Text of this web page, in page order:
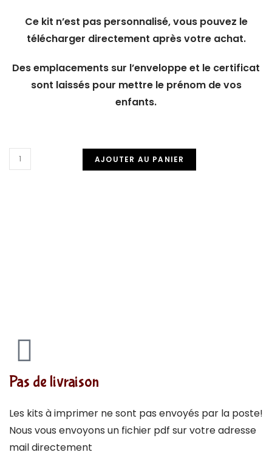
Pas de livraison
Les kits à imprimer ne sont pas envoyés par la poste!
Nous vous envoyons un fichier pdf sur votre adresse
mail directement
Ce kit n’est pas personnalisé, vous pouvez le
télécharger directement après votre achat.
Des emplacements sur l’enveloppe et le certificat
sont laissés pour mettre le prénom de vos
enfants.
AJOUTER AU PANIER